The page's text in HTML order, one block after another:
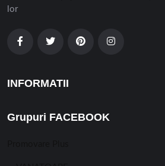
lor
INFORMATII
Grupuri FACEBOOK